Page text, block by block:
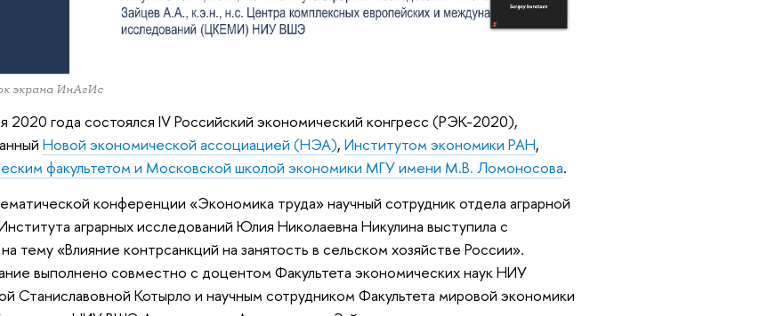
экрана ИнАгИс
2020 года состоялся IV Российский экономический конгресс (РЭК-2020),
Новой экономической ассоциацией (НЭА),Институтом экономики РАН,
факультетом и Московской школой экономики МГУ имени М.В. Ломоносова.
конференции «Экономика труда» научный сотрудник отдела аграрной
аграрных исследований Юлия Николаевна Никулина выступила с
тему «Влияние контрсанкций на занятость в сельском хозяйстве России».
выполнено совместно с доцентом Факультета экономических наук НИУ
Станиславовной Котырло и научным сотрудником Факультета мировой экономики